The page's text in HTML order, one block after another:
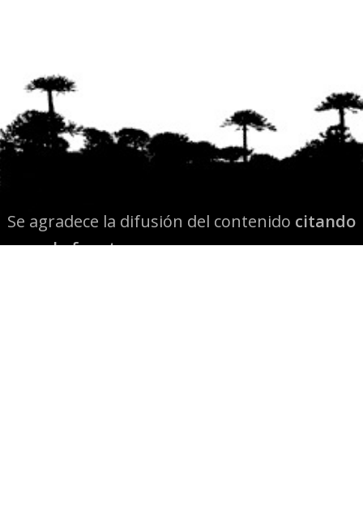
Se agradece la difusión del contenido citando
la fuente www.mapuexpress.org